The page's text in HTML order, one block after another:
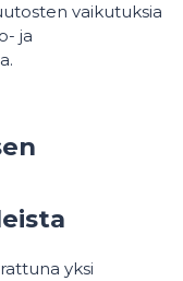
vaikutuksia
ja
yksi